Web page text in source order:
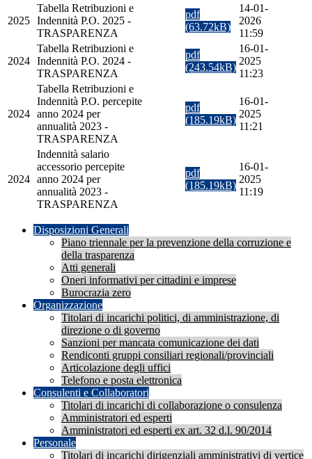
2025
Tabella Retribuzioni e
Indennità P.O. 2025 -
TRASPARENZA
pdf
(63.72kB)
14-01-
2026
11:59
2024
Tabella Retribuzioni e
Indennità P.O. 2024 -
TRASPARENZA
pdf
(243.54kB)
16-01-
2025
11:23
2024
Tabella Retribuzioni e
Indennità P.O. percepite
anno 2024 per
annualità 2023 -
TRASPARENZA
pdf
(185.19kB)
16-01-
2025
11:21
2024
Indennità salario
accessorio percepite
anno 2024 per
annualità 2023 -
TRASPARENZA
pdf
(185.19kB)
16-01-
2025
11:19
Disposizioni Generali
Piano triennale per la prevenzione della corruzione e
della trasparenza
Atti generali
Oneri informativi per cittadini e imprese
Burocrazia zero
Organizzazione
Titolari di incarichi politici, di amministrazione, di
direzione o di governo
Sanzioni per mancata comunicazione dei dati
Rendiconti gruppi consiliari regionali/provinciali
Articolazione degli uffici
Telefono e posta elettronica
Consulenti e Collaboratori
Titolari di incarichi di collaborazione o consulenza
Amministratori ed esperti
Amministratori ed esperti ex art. 32 d.l. 90/2014
Personale
Titolari di incarichi dirigenziali amministrativi di vertice